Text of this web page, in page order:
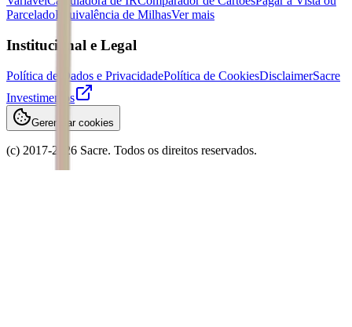
ParceladoEquivalência de MilhasVer mais
Institucional e Legal
Política de Dados e PrivacidadePolítica de CookiesDisclaimerSacre
Investimentos
Gerenciar cookies
(c) 2017-2026 Sacre. Todos os direitos reservados.